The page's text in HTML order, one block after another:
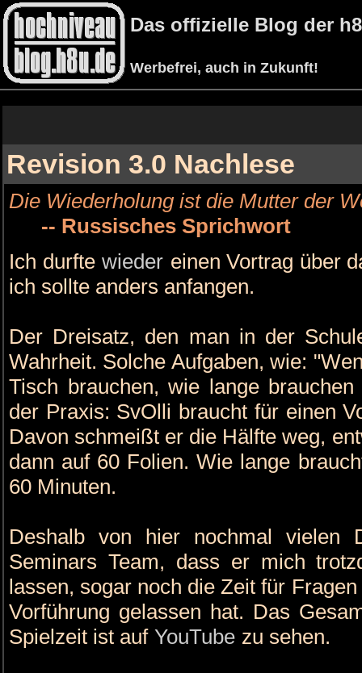
Das offizielle Blog der
Werbefrei, auch in Zukunft!
Revision 3.0 Nachlese
Die Wiederholung ist die Mutter der
-- Russisches Sprichwort
Ich durfte wieder einen Vortrag über
ich sollte anders anfangen.
Der Dreisatz, den man in der
Wahrheit. Solche Aufgaben, wie:
Tisch brauchen, wie lange
der Praxis: SvOlli braucht für einen
Davon schmeißt er die Hälfte weg,
dann auf 60 Folien. Wie lange
60 Minuten.
Deshalb von hier nochmal vielen
Seminars Team, dass er mich
lassen, sogar noch die Zeit für
Vorführung gelassen hat. Das
Spielzeit ist auf YouTube zu sehen.